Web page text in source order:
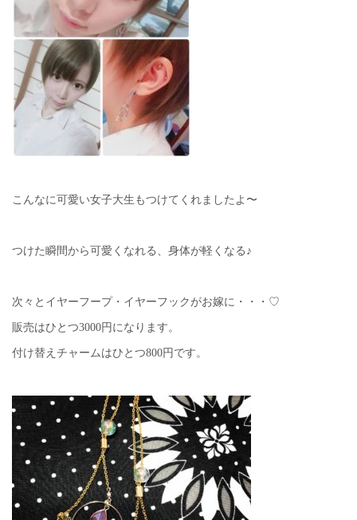
こんなに可愛い女子大生もつけてくれましたよ〜
つけた瞬間から可愛くなれる、身体が軽くなる♪
次々とイヤーフープ・イヤーフックがお嫁に・・・♡
販売はひとつ3000円になります。
付け替えチャームはひとつ800円です。